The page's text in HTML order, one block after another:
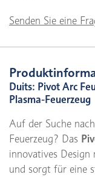
Senden Sie eine
Duits: Pivot Arc
Plasma-Feuerzeug
Auf der Suche
Feuerzeug? Das
innovatives Design
und sorgt für eine